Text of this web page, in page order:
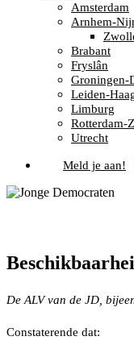
Amsterdam
Arnhem-
Brabant
Fryslân
Groningen-
Leiden-
Limburg
Rotterdam-
Utrecht
Meld je aan!
De ALV van de JD,
Constaterende dat: